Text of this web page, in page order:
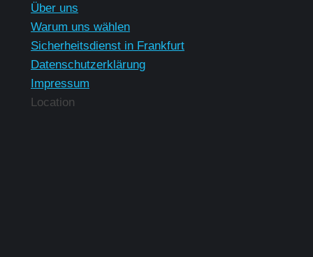
Über uns
Warum uns wählen
Sicherheitsdienst in Frankfurt
Datenschutzerklärung
Impressum
Location